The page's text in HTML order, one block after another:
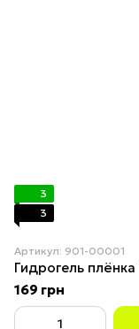
3
3
Артикул: 901-00001
Гидрогель плёнка
169 грн